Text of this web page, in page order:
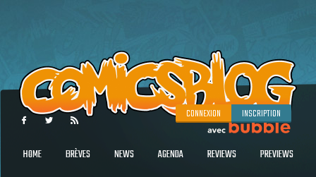
CONNEXION INSCRIPTION
HOME BRÈVES NEWS AGENDA REVIEWS PREVIEWS